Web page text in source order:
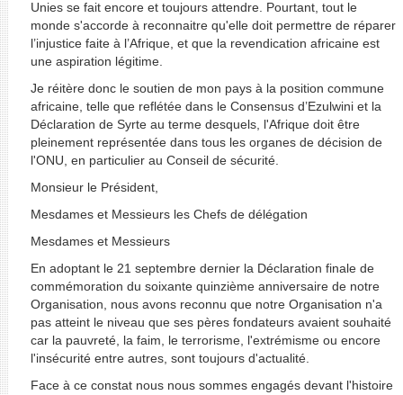
Unies se fait encore et toujours attendre. Pourtant, tout le
monde s'accorde à reconnaitre qu'elle doit permettre de réparer
l’injustice faite à l’Afrique, et que la revendication africaine est
une aspiration légitime.
Je réitère donc le soutien de mon pays à la position commune
africaine, telle que reflétée dans le Consensus d’Ezulwini et la
Déclaration de Syrte au terme desquels, l'Afrique doit être
pleinement représentée dans tous les organes de décision de
l'ONU, en particulier au Conseil de sécurité.
Monsieur le Président,
Mesdames et Messieurs les Chefs de délégation
Mesdames et Messieurs
En adoptant le 21 septembre dernier la Déclaration finale de
commémoration du soixante quinzième anniversaire de notre
Organisation, nous avons reconnu que notre Organisation n'a
pas atteint le niveau que ses pères fondateurs avaient souhaité
car la pauvreté, la faim, le terrorisme, l'extrémisme ou encore
l'insécurité entre autres, sont toujours d'actualité.
Face à ce constat nous nous sommes engagés devant l'histoire